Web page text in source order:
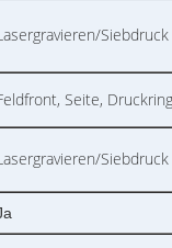
Siebdruck
Seite,
Siebdruck